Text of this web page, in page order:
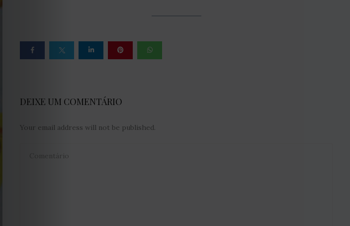
Estatuto
Política
de
privacidade
DEIXE UM COMENTÁRIO
Your email address will not be published.